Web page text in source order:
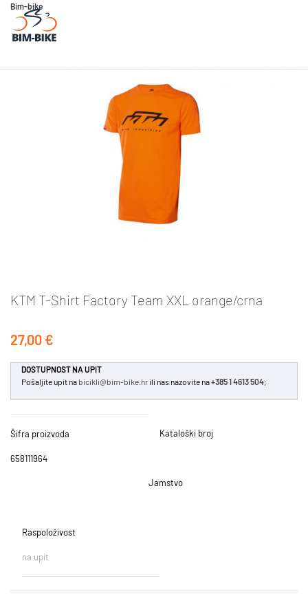
Bim-bike
KTM T-Shirt Factory Team XXL orange/crna
27,00 €
DOSTUPNOST NA UPIT
Pošaljite upit na bicikli@bim-bike.hr ili nas nazovite na+385 1 4613 504;
Šifra proizvoda
658111964
Kataloški broj
Jamstvo
Raspoloživost
na upit